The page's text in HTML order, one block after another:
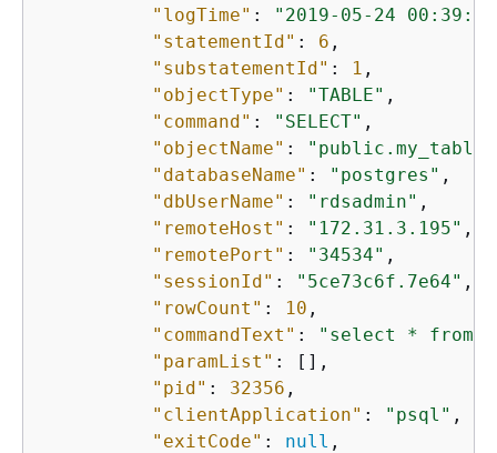
"logTime" :
"2019-05-24
"statementId" : 6 ,
"substatementId" : 1 ,
"objectType" : "TABLE" ,
"command" : "SELECT" ,
"objectName" : "public.my_table"
"databaseName" : "postgres" ,
"dbUserName" : "rdsadmin" ,
"remoteHost" : "172.31.3.195" ,
"remotePort" : "34534" ,
"sessionId" : "5ce73c6f.7e64" ,
"rowCount" : 10 ,
"commandText" :
"select * from
"paramList" : [],
"pid" : 32356 ,
"clientApplication" : "psql" ,
"exitCode" : null ,